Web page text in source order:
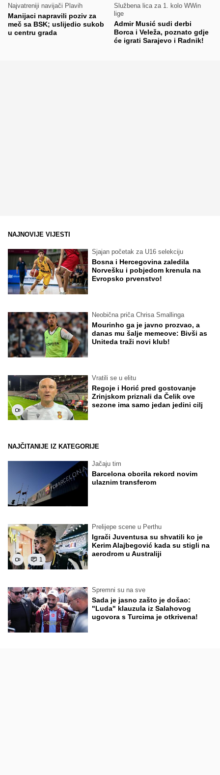
Najvatreniji navijači Plavih
Manijaci napravili poziv za
meč sa BSK; uslijedio sukob
u centru grada
Službena lica za 1. kolo WWin
lige
Admir Musić sudi derbi
Borca i Veleža, poznato gdje
će igrati Sarajevo i Radnik!
NAJNOVIJE VIJESTI
Sjajan početak za U16 selekciju
Bosna i Hercegovina zaledila
Norvešku i pobjedom krenula na
Evropsko prvenstvo!
Neobična priča Chrisa Smallinga
Mourinho ga je javno prozvao, a
danas mu šalje memeove: Bivši as
Uniteda traži novi klub!
Vratili se u elitu
Regoje i Horić pred gostovanje
Zrinjskom priznali da Čelik ove
sezone ima samo jedan jedini cilj
NAJČITANIJE IZ KATEGORIJE
Jačaju tim
Barcelona oborila rekord novim
ulaznim transferom
1
Prelijepe scene u Perthu
Igrači Juventusa su shvatili ko je
Kerim Alajbegović kada su stigli na
aerodrom u Australiji
Spremni su na sve
Sada je jasno zašto je došao:
"Luda" klauzula iz Salahovog
ugovora s Turcima je otkrivena!